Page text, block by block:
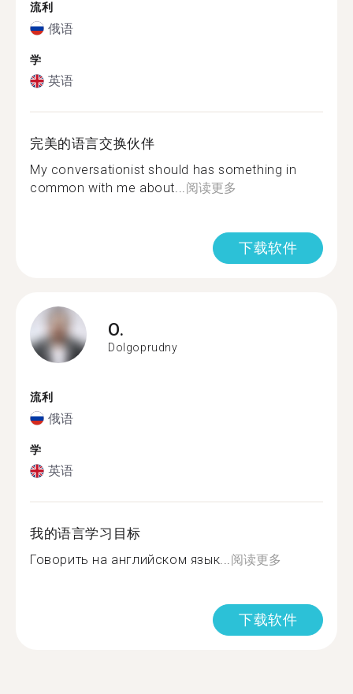
流利
俄语
学
英语
完美的语言交换伙伴
My conversationist should has something in
common with me about...阅读更多
下载软件
O.
Dolgoprudny
流利
俄语
学
英语
我的语言学习目标
Говорить на английском язык...阅读更多
下载软件